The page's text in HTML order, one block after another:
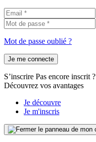
Mot de passe oublié ?
Je me connecte
S’inscrire Pas encore inscrit ?
Découvrez vos avantages
Je découvre
Je m'inscris